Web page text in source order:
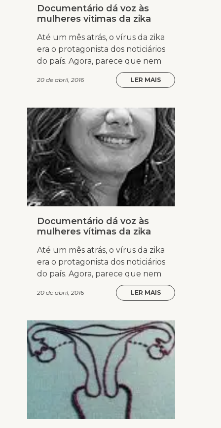
Documentário dá voz às
mulheres vítimas da zika
Até um mês atrás, o vírus da zika
era o protagonista dos noticiários
do país. Agora, parece que nem
20 de abril, 2016 LER MAIS
Documentário dá voz às
mulheres vítimas da zika
Até um mês atrás, o vírus da zika
era o protagonista dos noticiários
do país. Agora, parece que nem
20 de abril, 2016 LER MAIS